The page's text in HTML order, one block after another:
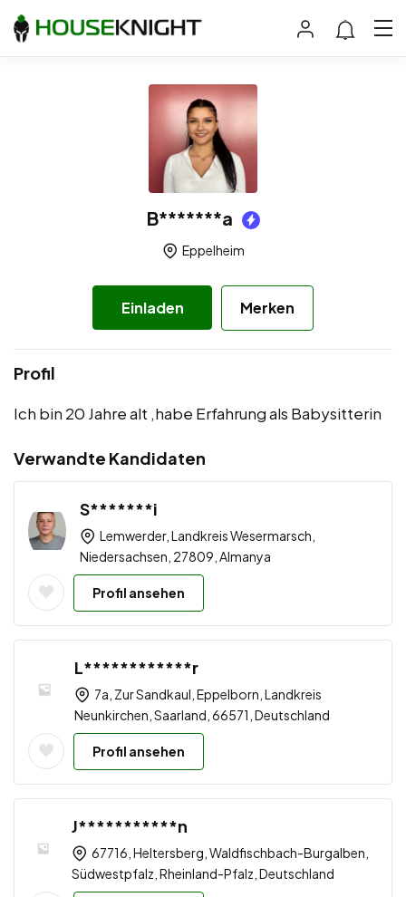
B*******a
Eppelheim
Einladen Merken
Profil
Ich bin 20 Jahre alt ,habe Erfahrung als Babysitterin
Verwandte Kandidaten
S*******i
Lemwerder, Landkreis Wesermarsch,
Niedersachsen, 27809, Almanya
Profil ansehen
L************r
7a, Zur Sandkaul, Eppelborn, Landkreis
Neunkirchen, Saarland, 66571, Deutschland
Profil ansehen
J***********n
67716, Heltersberg, Waldfischbach-Burgalben,
Südwestpfalz, Rheinland-Pfalz, Deutschland